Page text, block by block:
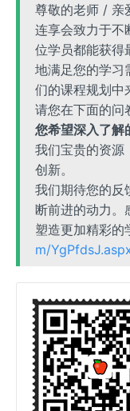
尊敬的老师 / 亲
连享会致力于不
位学员都能获得
地满足您的学习
们的课程规划中
请您在下面的
您希望深入了解
我们宝贵的资源
创新。
我们期待您的反
断前进的动力。
塑造更加精彩的
m/